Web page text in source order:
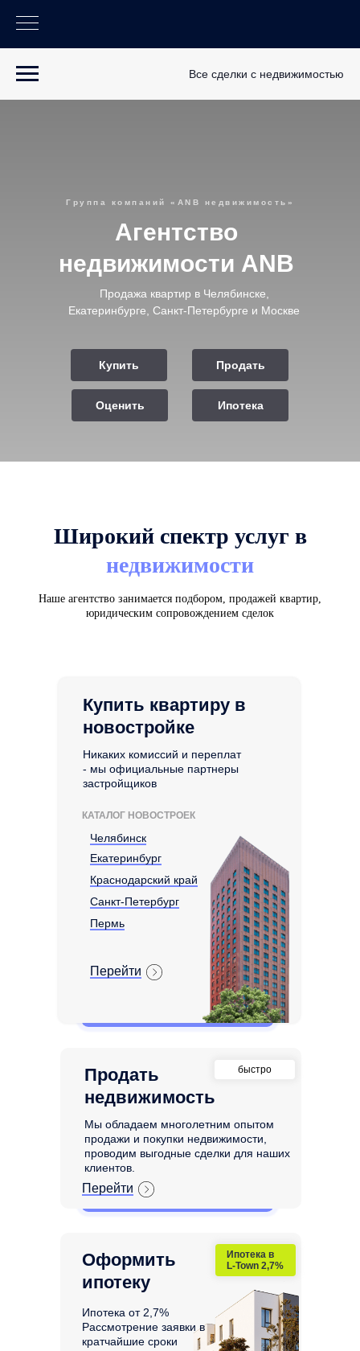
Все сделки с недвижимостью
Агентство
недвижимости ANB
Продажа квартир в Челябинске,
Екатеринбурге, Санкт-Петербурге и Москве
Группа компаний «ANB недвижимость»
Купить Продать
Оценить Ипотека
Широкий спектр услуг в
недвижимости
Наше агентство занимается подбором, продажей квартир,
юридическим сопровождением сделок
Купить квартиру в
новостройке
Никаких комиссий и переплат
- мы официальные партнеры
застройщиков
Перейти
Продать
недвижимость
Мы обладаем многолетним опытом
продажи и покупки недвижимости,
проводим выгодные сделки для наших
клиентов.
Перейти
быстро
Челябинск
КАТАЛОГ НОВОСТРОЕК
Екатеринбург
Краснодарский край
Санкт-Петербург
Пермь
Оформить
ипотеку
Ипотека от 2,7%
Рассмотрение заявки в
кратчайшие сроки
Ипотека в
L-Town 2,7%